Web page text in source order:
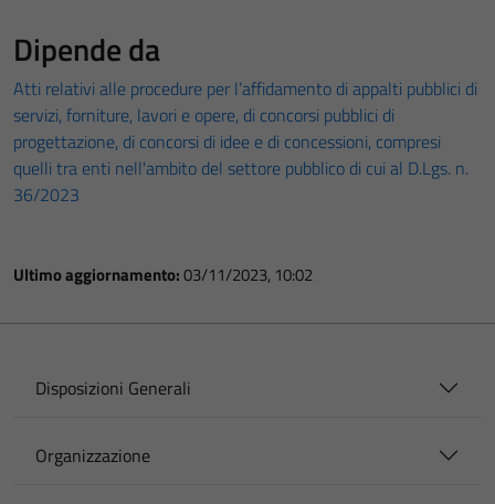
Dipende da
Atti relativi alle procedure per l’affidamento di appalti pubblici di
servizi, forniture, lavori e opere, di concorsi pubblici di
progettazione, di concorsi di idee e di concessioni, compresi
quelli tra enti nell'ambito del settore pubblico di cui al D.Lgs. n.
36/2023
Ultimo aggiornamento:03/11/2023, 10:02
Disposizioni Generali
Organizzazione